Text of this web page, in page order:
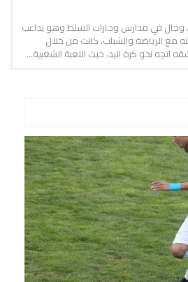
وجال في مدارس وحارات السلط وهو يداعب
مع الرياضة والشباب، كانت من خلال
اتجه نحو كرة اليد، حيث اللعبة الشعبية…